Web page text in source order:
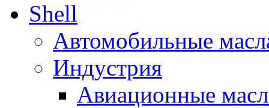
Shell
Автомобильные
Индустрия
Авиационные